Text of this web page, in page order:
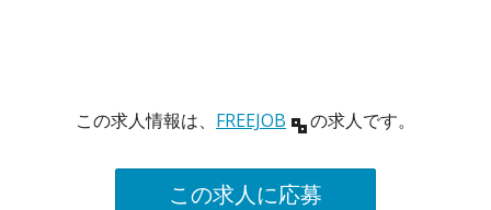
この求人情報は、 FREEJOB の求人です。
この求人に応募